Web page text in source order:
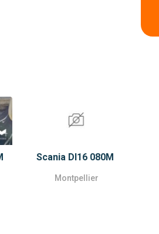
Scania DI16 080M
Montpellier